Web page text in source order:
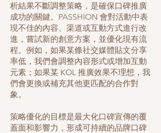
析結果不斷調整策略，是確保口碑推廣
成功的關鍵。PASSHION 會對活動中表
現不佳的內容、渠道或互動方式進行改
進，嘗試新的創意方案，並優化現有流
程。例如，如果某條社交媒體貼文分享
率低，我們會調整內容形式或增加互動
元素；如果某 KOL 推廣效果不理想，我
們會更換或補充其他更匹配的合作對
象。
策略優化的目標是最大化口碑宣傳的覆
蓋面和影響力，形成可持續的品牌口碑